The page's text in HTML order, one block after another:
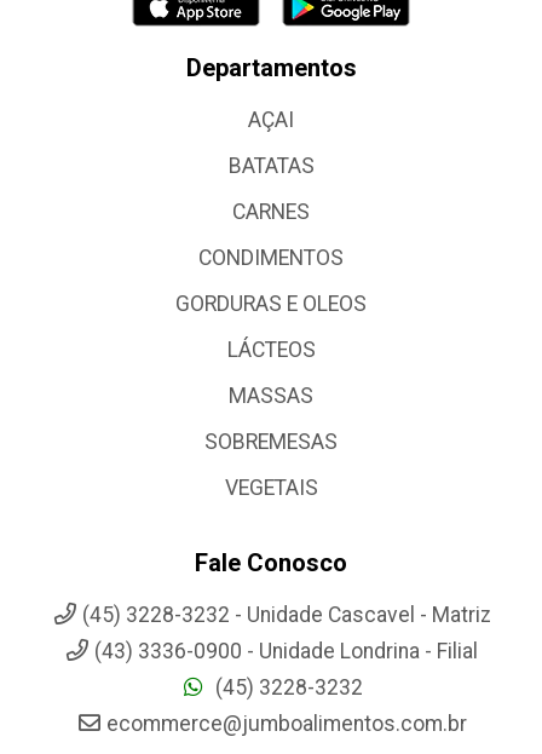
Departamentos
AÇAI
BATATAS
CARNES
CONDIMENTOS
GORDURAS E OLEOS
LÁCTEOS
MASSAS
SOBREMESAS
VEGETAIS
Fale Conosco
(45) 3228-3232 - Unidade Cascavel - Matriz
(43) 3336-0900 - Unidade Londrina - Filial
(45) 3228-3232
ecommerce@jumboalimentos.com.br